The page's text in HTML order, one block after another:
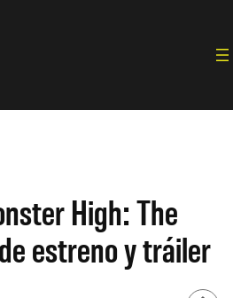
High: The
estreno y tráiler